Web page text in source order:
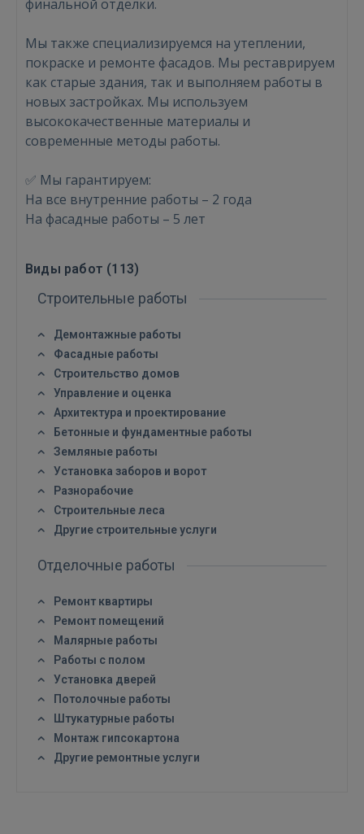
Войти
Забыли пароль?
GOOGLE
 Sign in with Apple
Ещё не зарегистрированы?
финальной отделки.
Мы также специализируемся на утеплении,
покраске и ремонте фасадов. Мы реставрируем
как старые здания, так и выполняем работы в
новых застройках. Мы используем
высококачественные материалы и
современные методы работы.
✅ Мы гарантируем:
На все внутренние работы – 2 года
На фасадные работы – 5 лет
Виды работ (113)
Строительные работы
Демонтажные работы
Фасадные работы
Строительство домов
Управление и оценка
Архитектура и проектирование
Бетонные и фундаментные работы
Земляные работы
Установка заборов и ворот
Разнорабочие
Строительные леса
Другие строительные услуги
Отделочные работы
Ремонт квартиры
Ремонт помещений
Малярные работы
Работы с полом
Установка дверей
Потолочные работы
Штукатурные работы
Монтаж гипсокартона
Другие ремонтные услуги